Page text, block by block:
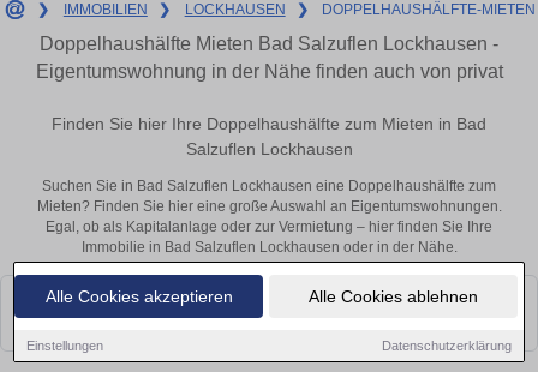
Alle Cookies akzeptieren Alle Cookies ablehnen
Einstellungen Datenschutzerklärung
❯ IMMOBILIEN ❯ LOCKHAUSEN ❯ DOPPELHAUSHÄLFTE-MIETEN
Doppelhaushälfte Mieten Bad Salzuflen Lockhausen -
Eigentumswohnung in der Nähe finden auch von privat
Finden Sie hier Ihre Doppelhaushälfte zum Mieten in Bad
Salzuflen Lockhausen
Suchen Sie in Bad Salzuflen Lockhausen eine Doppelhaushälfte zum
Mieten? Finden Sie hier eine große Auswahl an Eigentumswohnungen.
Egal, ob als Kapitalanlage oder zur Vermietung – hier finden Sie Ihre
Immobilie in Bad Salzuflen Lockhausen oder in der Nähe.
Leider konnten wir derzeit keine passenden Objekte finden. Schauen Sie
bald wieder vorbei!